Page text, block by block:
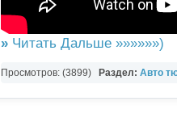
» Читать Дальше »»»»»»)
Просмотров: (3899) Раздел: Авто